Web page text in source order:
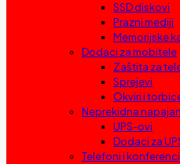
SSD diskovi
Prazni mediji
Memorijske
Dodaci za mobitele
Zaštita za
Sprejevi
Okviri i
Neprekidna
UPS-ovi
Dodaci za
Telefoni i